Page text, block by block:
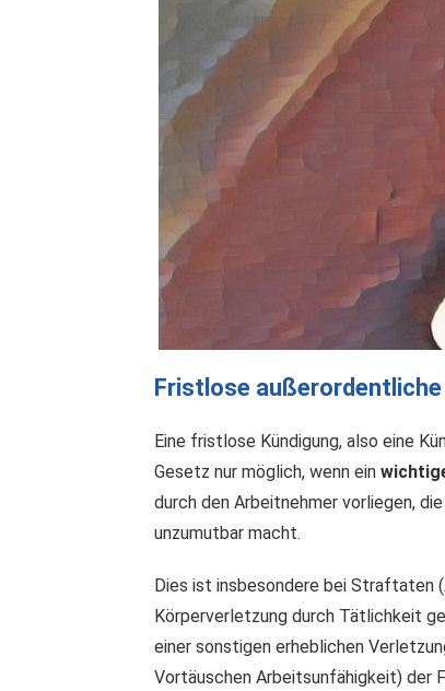
Fristlose
Eine fristlose Kündigung, also eine
Gesetz nur möglich, wenn ein
durch den Arbeitnehmer vorliegen,
unzumutbar macht.
Dies ist insbesondere bei Straftaten
Körperverletzung durch Tätlichkeit
einer sonstigen erheblichen
Vortäuschen Arbeitsunfähigkeit) der